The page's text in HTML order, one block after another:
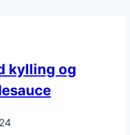
kylling og